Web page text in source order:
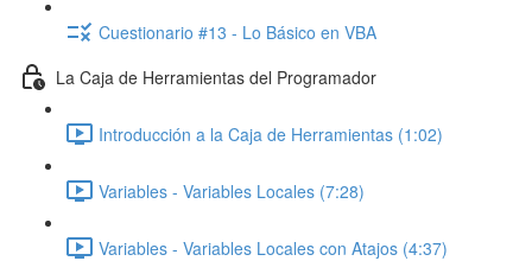
Cuestionario #13 - Lo Básico en VBA
La Caja de Herramientas del Programador
Introducción a la Caja de Herramientas (1:02)
Variables - Variables Locales (7:28)
Variables - Variables Locales con Atajos (4:37)